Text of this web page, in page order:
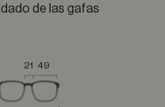
de las gafas
21 49